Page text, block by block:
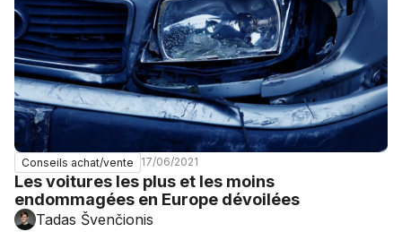
Conseils achat/vente 17/06/2021
Les voitures les plus et les moins
endommagées en Europe dévoilées
Tadas Švenčionis